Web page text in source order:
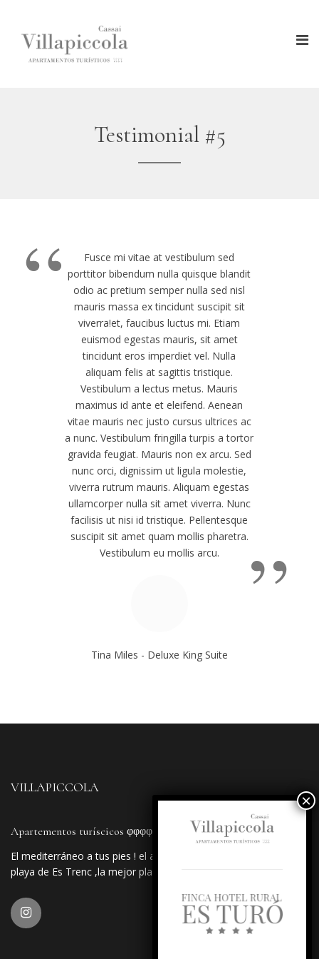
Testimonial #5
“
Fusce mi vitae at vestibulum sed
porttitor bibendum nulla quisque blandit
odio ac pretium semper nulla sed nisl
mauris massa ex tincidunt suscipit sit
viverra!et, faucibus luctus mi. Etiam
euismod egestas mauris, sit amet
tincidunt eros imperdiet vel. Nulla
aliquam felis at sagittis tristique.
Vestibulum a lectus metus. Mauris
maximus id ante et eleifend. Aenean
vitae mauris nec justo cursus ultrices ac
a nunc. Vestibulum fringilla turpis a tortor
gravida feugiat. Mauris non ex arcu. Sed
nunc orci, dignissim ut ligula molestie,
viverra rutrum mauris. Aliquam egestas
ullamcorper nulla sit amet viverra. Nunc
facilisis ut nisi id tristique. Pellentesque
suscipit sit amet quam mollis pharetra.
Vestibulum eu mollis arcu.
”
Tina Miles - Deluxe King Suite
VILLAPICCOLA
Apartementos turíscicos φφφφ
El mediterráneo a tus pies ! el apartahotel más próximo a la
playa de Es Trenc ,la mejor playa de la isla de Mallorca